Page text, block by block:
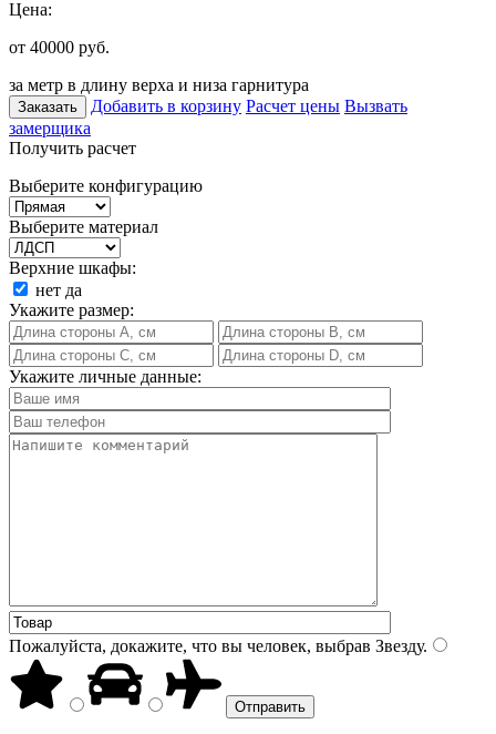
Цена:
от 40000 руб.
за метр в длину верха и низа гарнитура
Заказать Добавить в корзину Расчет цены Вызвать
замерщика
Получить расчет
Выберите конфигурацию
Выберите материал
Верхние шкафы:
нет да
Укажите размер:
Укажите личные данные:
Пожалуйста, докажите, что вы человек, выбрав Звезду.